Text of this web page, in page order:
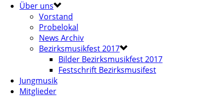
Über uns
Vorstand
Probelokal
News Archiv
Bezirksmusikfest 2017
Bilder Bezirksmusikfest 2017
Festschrift Bezirksmusifest
Jungmusik
Mitglieder